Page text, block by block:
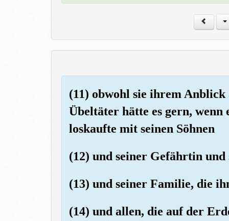
(11) obwohl sie ihrem Anblick
Übeltäter hätte es gern, wenn
loskaufte mit seinen Söhnen
(12) und seiner Gefährtin
(13) und seiner Familie, die
(14) und allen, die auf der